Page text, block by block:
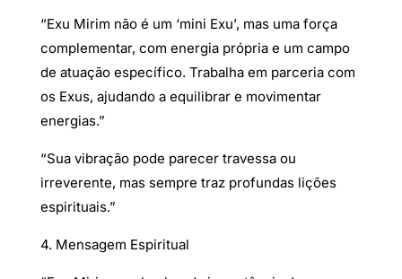
“Exu Mirim não é um ‘mini Exu’, mas uma força
complementar, com energia própria e um campo
de atuação específico. Trabalha em parceria com
os Exus, ajudando a equilibrar e movimentar
energias.”
“Sua vibração pode parecer travessa ou
irreverente, mas sempre traz profundas lições
espirituais.”
4. Mensagem Espiritual